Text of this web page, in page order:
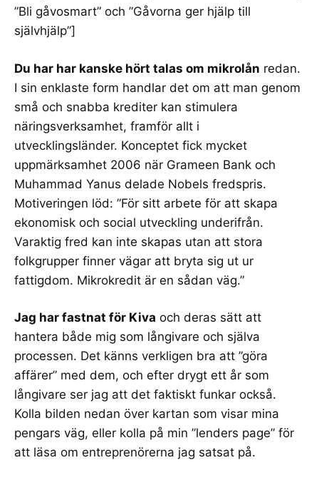
”Bli gåvosmart” och ”Gåvorna ger hjälp till
självhjälp”]
Du har har kanske hört talas om mikrolån redan.
I sin enklaste form handlar det om att man genom
små och snabba krediter kan stimulera
näringsverksamhet, framför allt i
utvecklingsländer. Konceptet fick mycket
uppmärksamhet 2006 när Grameen Bank och
Muhammad Yanus delade Nobels fredspris.
Motiveringen löd: ”För sitt arbete för att skapa
ekonomisk och social utveckling underifrån.
Varaktig fred kan inte skapas utan att stora
folkgrupper finner vägar att bryta sig ut ur
fattigdom. Mikrokredit är en sådan väg.”
Jag har fastnat för Kiva och deras sätt att
hantera både mig som långivare och själva
processen. Det känns verkligen bra att ”göra
affärer” med dem, och efter drygt ett år som
långivare ser jag att det faktiskt funkar också.
Kolla bilden nedan över kartan som visar mina
pengars väg, eller kolla på min ”lenders page” för
att läsa om entreprenörerna jag satsat på.